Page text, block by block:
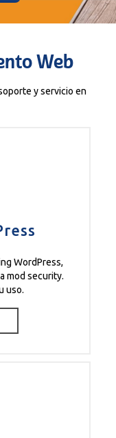
Web
y servicio en
WordPress,
mod security.
uso.